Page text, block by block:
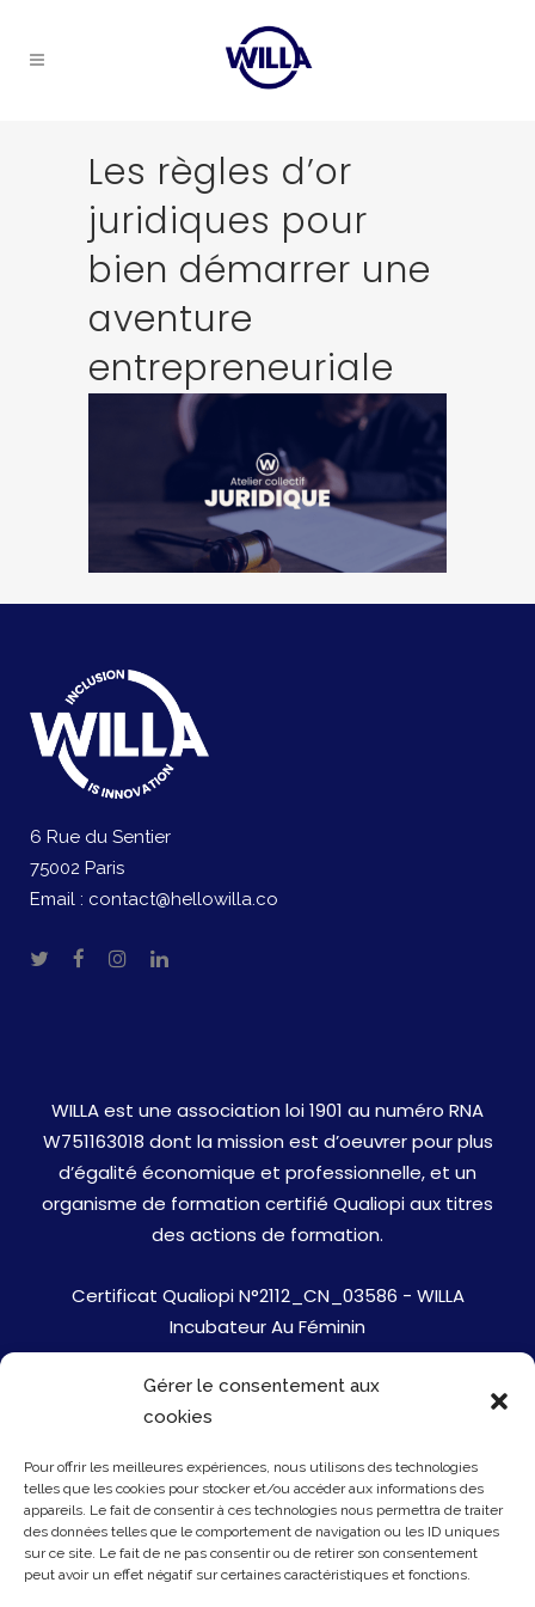
Gérer le consentement aux
cookies
Pour offrir les meilleures expériences, nous utilisons des technologies
telles que les cookies pour stocker et/ou accéder aux informations des
appareils. Le fait de consentir à ces technologies nous permettra de traiter
des données telles que le comportement de navigation ou les ID uniques
sur ce site. Le fait de ne pas consentir ou de retirer son consentement
peut avoir un effet négatif sur certaines caractéristiques et fonctions.
Les règles d’or
juridiques pour
bien démarrer une
aventure
entrepreneuriale
6 Rue du Sentier
75002 Paris
Email : contact@hellowilla.co
WILLA est une association loi 1901 au numéro RNA
W751163018 dont la mission est d’oeuvrer pour plus
d’égalité économique et professionnelle, et un
organisme de formation certifié Qualiopi aux titres
des actions de formation.
Certificat Qualiopi N°2112_CN_03586 - WILLA
Incubateur Au Féminin
Jobs
Mentions Légales
Politique de cookies
Presse